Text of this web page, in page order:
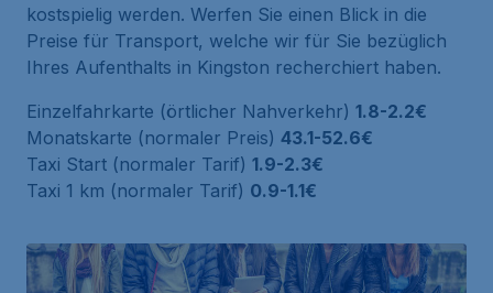
kostspielig werden. Werfen Sie einen Blick in die
Preise für Transport, welche wir für Sie bezüglich
Ihres Aufenthalts in Kingston recherchiert haben.
Einzelfahrkarte (örtlicher Nahverkehr) 1.8-2.2€
Monatskarte (normaler Preis) 43.1-52.6€
Taxi Start (normaler Tarif) 1.9-2.3€
Taxi 1 km (normaler Tarif) 0.9-1.1€